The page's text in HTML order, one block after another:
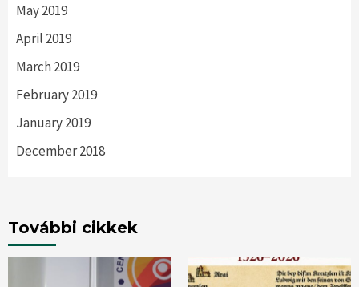
May 2019
April 2019
March 2019
February 2019
January 2019
December 2018
További cikkek